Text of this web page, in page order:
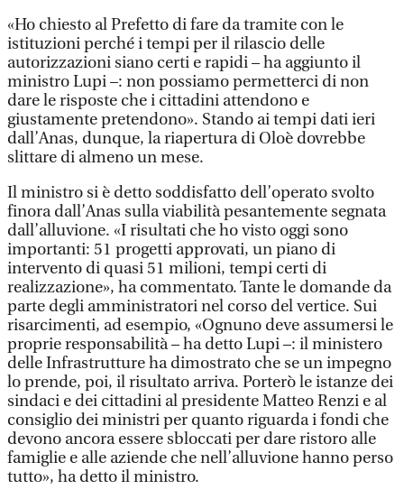
«Ho chiesto al Prefetto di fare da tramite con le
istituzioni perché i tempi per il rilascio delle
autorizzazioni siano certi e rapidi – ha aggiunto il
ministro Lupi –: non possiamo permetterci di non
dare le risposte che i cittadini attendono e
giustamente pretendono». Stando ai tempi dati ieri
dall’Anas, dunque, la riapertura di Oloè dovrebbe
slittare di almeno un mese.
Il ministro si è detto soddisfatto dell’operato svolto
finora dall’Anas sulla viabilità pesantemente segnata
dall’alluvione. «I risultati che ho visto oggi sono
importanti: 51 progetti approvati, un piano di
intervento di quasi 51 milioni, tempi certi di
realizzazione», ha commentato. Tante le domande da
parte degli amministratori nel corso del vertice. Sui
risarcimenti, ad esempio, «Ognuno deve assumersi le
proprie responsabilità – ha detto Lupi –: il ministero
delle Infrastrutture ha dimostrato che se un impegno
lo prende, poi, il risultato arriva. Porterò le istanze dei
sindaci e dei cittadini al presidente Matteo Renzi e al
consiglio dei ministri per quanto riguarda i fondi che
devono ancora essere sbloccati per dare ristoro alle
famiglie e alle aziende che nell’alluvione hanno perso
tutto», ha detto il ministro.